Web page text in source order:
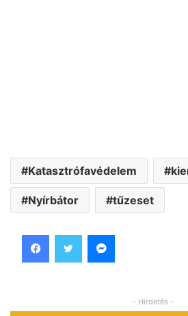
Katasztrófavédelem
Nyírbátor tűzeset
- Hirdetés -